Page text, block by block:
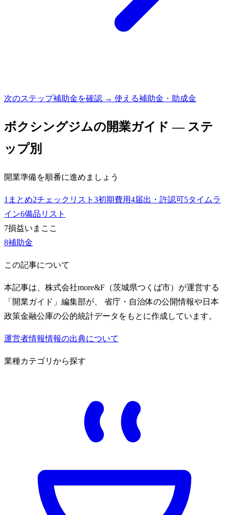
次のステップ補助金を確認 → 使える補助金・助成金
ボクシングジムの開業ガイド — ステ
ップ別
開業準備を順番に進めましょう
1 まとめ2チェックリスト 3初期費用4届出・許認可5タイムラ
イン6備品リスト
7損益いまここ
8補助金
この記事について
本記事は、株式会社more&F（茨城県つくば市）が運営する
「開業ガイド」編集部が、 省庁・自治体の公開情報や日本
政策金融公庫の公的統計データをもとに作成しています。
運営者情報情報の出典について
業種カテゴリから探す